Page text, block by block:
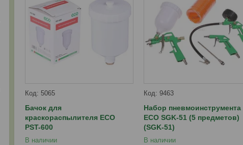
5065
Бачок для
краскораспылителя ECO
PST-600
В наличии
9463
Набор пневмоинструмента
ECO SGK-51 (5 предметов)
(SGK-51)
В наличии